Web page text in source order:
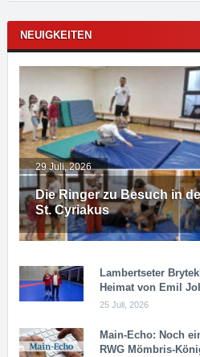
NEUIGKEITEN
Die Ringer zu Besuch in
St. Cyriakus
29 Juli, 2026
Lambertseter
Heimat von Emil
25 Juli, 2026
Main-Echo: Noch
RWG Möm­b­ris-